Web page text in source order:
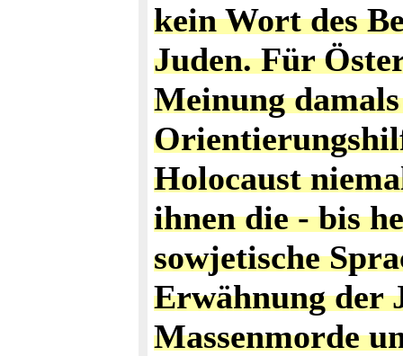
kein Wort des
Juden. Für
Meinung
Holocaust
ihnen die - bis
sowjetische
Erwähnung der
Massenmorde